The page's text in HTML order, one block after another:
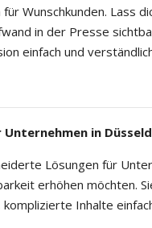
Wunschkunden. Lass
in der Presse
einfach und
in
Lösungen für
erhöhen möchten.
Inhalte